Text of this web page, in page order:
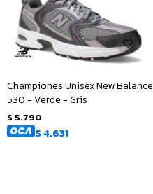
Championes Unisex New Balance
530 - Verde - Gris
$ 5.790
$4.631